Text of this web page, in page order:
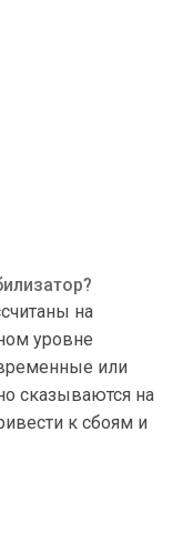
на
уровне
или
сказываются на
к сбоям и